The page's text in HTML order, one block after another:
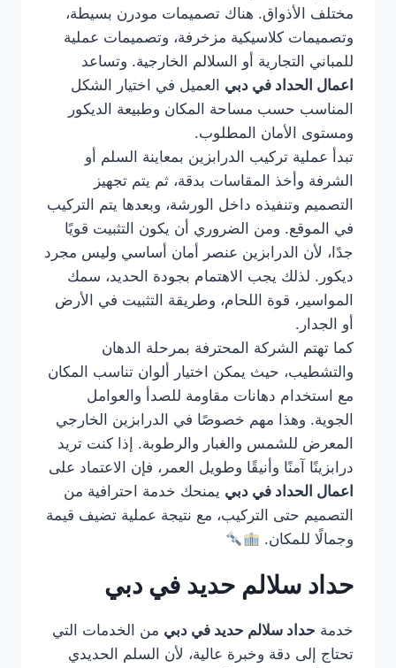
مختلف الأذواق. هناك تصميمات مودرن بسيطة،
وتصميمات كلاسيكية مزخرفة، وتصميمات عملية
للمباني التجارية أو السلالم الخارجية. وتساعد
اعمال الحداد في دبي العميل في اختيار الشكل
المناسب حسب مساحة المكان وطبيعة الديكور
ومستوى الأمان المطلوب.
تبدأ عملية تركيب الدرابزين بمعاينة السلم أو
الشرفة وأخذ المقاسات بدقة، ثم يتم تجهيز
التصميم وتنفيذه داخل الورشة، وبعدها يتم التركيب
في الموقع. ومن الضروري أن يكون التثبيت قويًا
جدًا، لأن الدرابزين عنصر أمان أساسي وليس مجرد
ديكور. لذلك يجب الاهتمام بجودة الحديد، سمك
المواسير، قوة اللحام، وطريقة التثبيت في الأرض
أو الجدار.
كما تهتم الشركة المحترفة بمرحلة الدهان
والتشطيب، حيث يمكن اختيار ألوان تناسب المكان
مع استخدام دهانات مقاومة للصدأ والعوامل
الجوية. وهذا مهم خصوصًا في الدرابزين الخارجي
المعرض للشمس والغبار والرطوبة. إذا كنت تريد
درابزينًا آمنًا وأنيقًا وطويل العمر، فإن الاعتماد على
اعمال الحداد في دبي يمنحك خدمة احترافية من
التصميم حتى التركيب، مع نتيجة عملية تضيف قيمة
وجمالًا للمكان.
حداد سلالم حديد في دبي
خدمة حداد سلالم حديد في دبي من الخدمات التي
تحتاج إلى دقة وخبرة عالية، لأن السلم الحديدي